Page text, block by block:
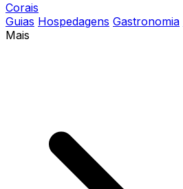
Corais
Guias Hospedagens Gastronomia
Mais